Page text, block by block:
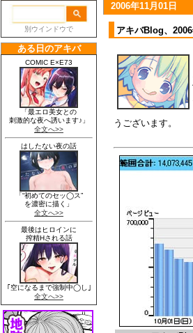
2006年11月01日
アキバBlog、
うございます。